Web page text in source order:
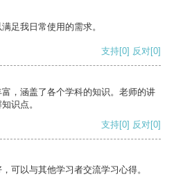
足我日常使用的需求。
支持[0] 反对[0]
，涵盖了各个学科的知识。老师的讲
识点。
支持[0] 反对[0]
可以与其他学习者交流学习心得。